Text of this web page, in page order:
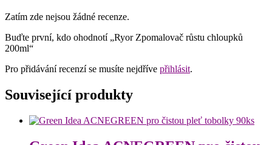
Zatím zde nejsou žádné recenze.
Buďte první, kdo ohodnotí „Ryor Zpomalovač růstu chloupků
200ml“
Pro přidávání recenzí se musíte nejdříve přihlásit.
Související produkty